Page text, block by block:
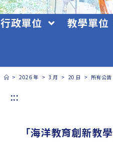
行政單位 教學單位
> 2026 年 > 3 月 > 20 日 > 所有公告
:::
「海洋教育創新教